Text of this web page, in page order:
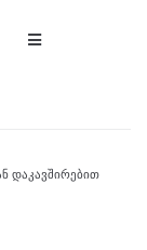
დაკავშირებით